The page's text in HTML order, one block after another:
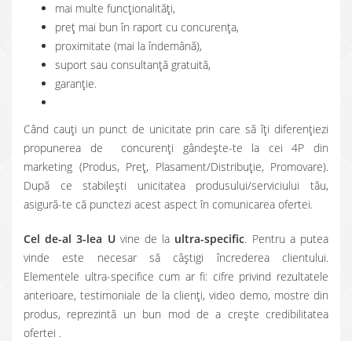
mai multe funcţionalităţi,
preţ mai bun în raport cu concurenţa,
proximitate (mai la îndemână),
suport sau consultanţă gratuită,
garanţie.
Când cauţi un punct de unicitate prin care să îţi diferenţiezi
propunerea de concurenţi gândeşte-te la cei 4P din
marketing (Produs, Preţ, Plasament/Distribuţie, Promovare).
După ce stabileşti unicitatea produsului/serviciului tău,
asigură-te că punctezi acest aspect în comunicarea ofertei.
Cel de-al 3-lea Uvine de la ultra-specific. Pentru a putea
vinde este necesar să câştigi încrederea clientului.
Elementele ultra-specifice cum ar fi: cifre privind rezultatele
anterioare, testimoniale de la clienţi, video demo, mostre din
produs, reprezintă un bun mod de a creşte credibilitatea
ofertei .